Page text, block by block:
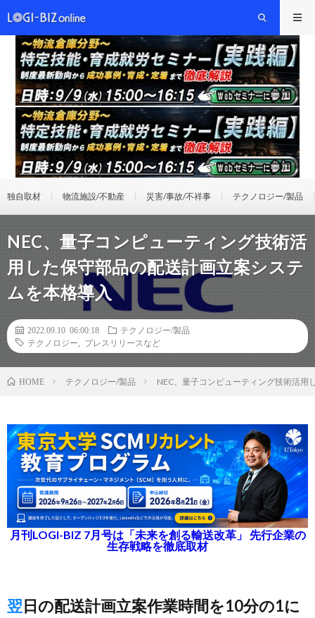
独自取材 物流施設/不動産 災害/事故/不祥事 テクノロジー/製品
NEC、量子コンピューティング技術活
用した保守部品の配送計画立案システ
ムを本格導入
2022.09.10 06:00:18
テクノロジー/製品
テクノロジー
プレスリリースなど
HOME テクノロジー/製品 NEC、量子コンピューティング技術活用
月刊LOGI-BIZ 7月号は「未来を創る輸送改革」 先行企業の
生存戦略を徹底取材
翌日の配送計画立案作業時間を10分の1に